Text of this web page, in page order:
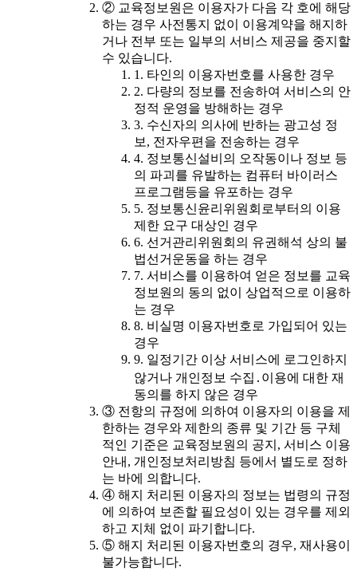
② 교육정보원은 이용자가 다음 각 호에 해당
하는 경우 사전통지 없이 이용계약을 해지하
거나 전부 또는 일부의 서비스 제공을 중지할
수 있습니다.
1. 타인의 이용자번호를 사용한 경우
2. 다량의 정보를 전송하여 서비스의 안
정적 운영을 방해하는 경우
3. 수신자의 의사에 반하는 광고성 정
보, 전자우편을 전송하는 경우
4. 정보통신설비의 오작동이나 정보 등
의 파괴를 유발하는 컴퓨터 바이러스
프로그램등을 유포하는 경우
5. 정보통신윤리위원회로부터의 이용
제한 요구 대상인 경우
6. 선거관리위원회의 유권해석 상의 불
법선거운동을 하는 경우
7. 서비스를 이용하여 얻은 정보를 교육
정보원의 동의 없이 상업적으로 이용하
는 경우
8. 비실명 이용자번호로 가입되어 있는
경우
9. 일정기간 이상 서비스에 로그인하지
않거나 개인정보 수집․이용에 대한 재
동의를 하지 않은 경우
③ 전항의 규정에 의하여 이용자의 이용을 제
한하는 경우와 제한의 종류 및 기간 등 구체
적인 기준은 교육정보원의 공지, 서비스 이용
안내, 개인정보처리방침 등에서 별도로 정하
는 바에 의합니다.
④ 해지 처리된 이용자의 정보는 법령의 규정
에 의하여 보존할 필요성이 있는 경우를 제외
하고 지체 없이 파기합니다.
⑤ 해지 처리된 이용자번호의 경우, 재사용이
불가능합니다.